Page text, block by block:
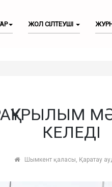
ЖОЛ СІЛТЕУШІ
КЕЛЕДІ
Шымкент қаласы, Қаратау